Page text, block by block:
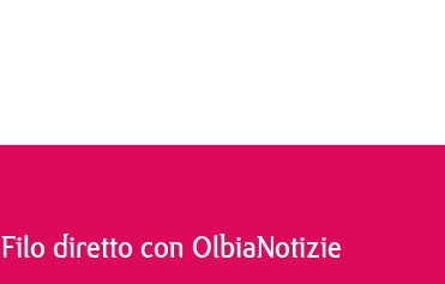
Filo diretto con OlbiaNotizie